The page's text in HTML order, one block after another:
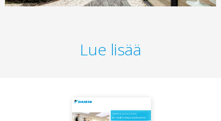
Lue lisää